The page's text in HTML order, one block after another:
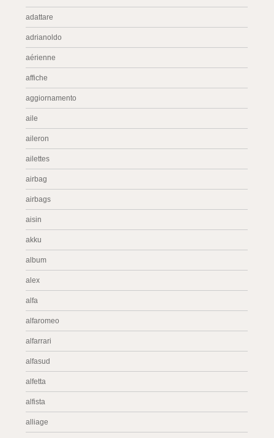
adattare
adrianoldo
aérienne
affiche
aggiornamento
aile
aileron
ailettes
airbag
airbags
aisin
akku
album
alex
alfa
alfaromeo
alfarrari
alfasud
alfetta
alfista
alliage